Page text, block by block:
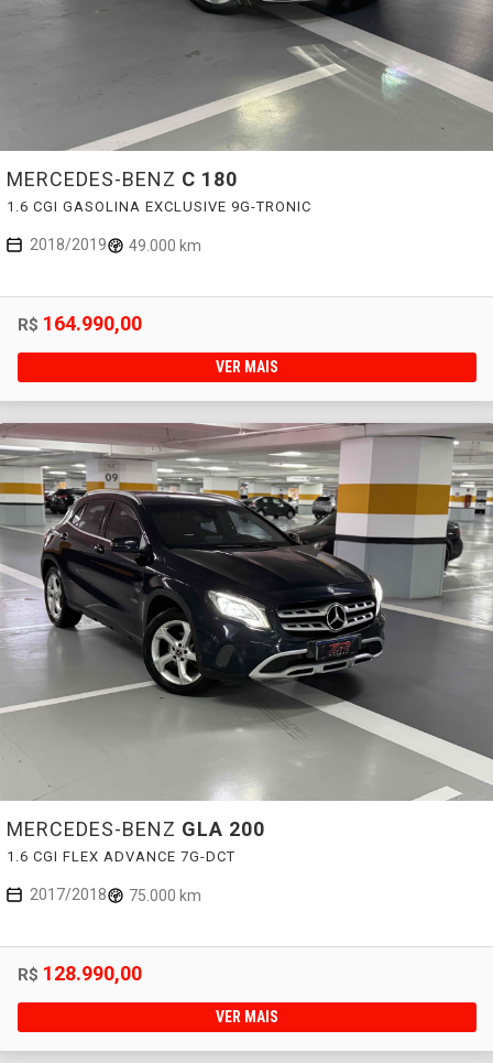
MERCEDES-BENZ C 180
1.6 CGI GASOLINA EXCLUSIVE 9G-TRONIC
2018/2019 49.000 km
R$ 164.990,00
VER MAIS
MERCEDES-BENZ GLA 200
1.6 CGI FLEX ADVANCE 7G-DCT
2017/2018 75.000 km
R$ 128.990,00
VER MAIS